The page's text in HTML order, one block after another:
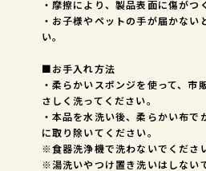
・摩擦により、製品表面に傷がつ
・お子様やペットの手が届かない
い。
■お手入れ方法
・柔らかいスポンジを使って、市
さしく洗ってください。
・本品を水洗い後、柔らかい布で
に取り除いてください。
※食器洗浄機で洗わないでくださ
※湯洗いやつけ置き洗いはしない